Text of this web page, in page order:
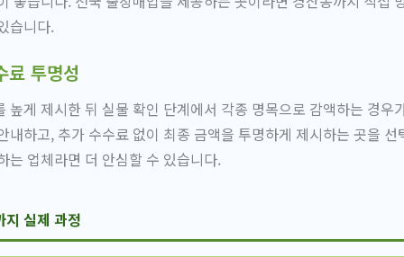
습니다.
료 투명성
높게 제시한 뒤 실물 확인 단계에서 각종 명목으로 감액하는 경우
내하고, 추가 수수료 없이 최종 금액을 투명하게 제시하는 곳을
는 업체라면 더 안심할 수 있습니다.
지 실제 과정